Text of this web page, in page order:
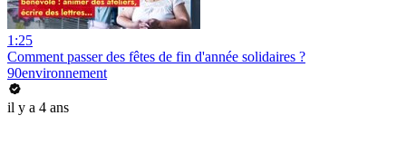
1:25
Comment passer des fêtes de fin d'année solidaires ?
90environnement
il y a 4 ans